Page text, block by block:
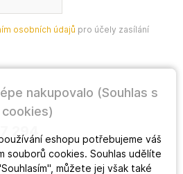
osobních údajů pro účely zasílání
294
nakupovalo (Souhlas s
cookies)
eshopu potřebujeme váš
souborů cookies. Souhlas udělíte
můžete jej však také